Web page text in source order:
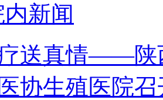
内新闻
送真情——陕
协生殖医院